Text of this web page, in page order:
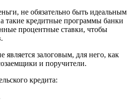
не обязательно быть идеальным
такие кредитные программы банки
процентные ставки, чтобы
является залоговым, для него, как
и поручители.
кредита: